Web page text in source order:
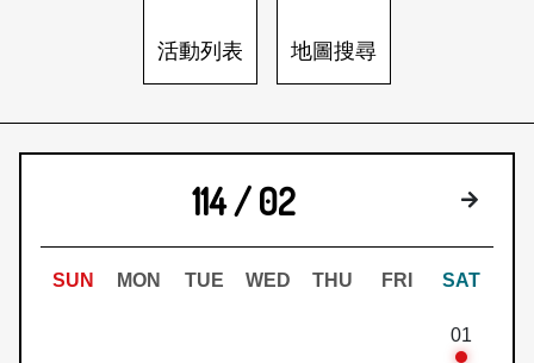
活動列表 地圖搜尋
114 / 02 下個月
SUN MON TUE WED THU FRI SAT
01